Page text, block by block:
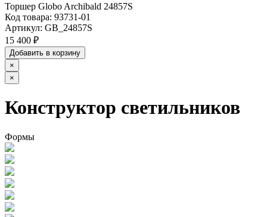
Торшер Globo Archibald 24857S
Код товара: 93731-01
Артикул: GB_24857S
15 400 ₽
Добавить в корзину
×
×
Конструктор светильников
Формы